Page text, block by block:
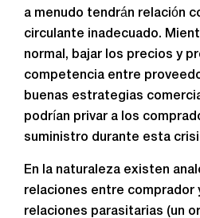
a menudo tendrán relación
circulante inadecuado.
normal, bajar los precios y
competencia entre
buenas estrategias
podrían privar a los
suministro durante esta
En la naturaleza existen
relaciones entre comprador
relaciones parasitarias (un